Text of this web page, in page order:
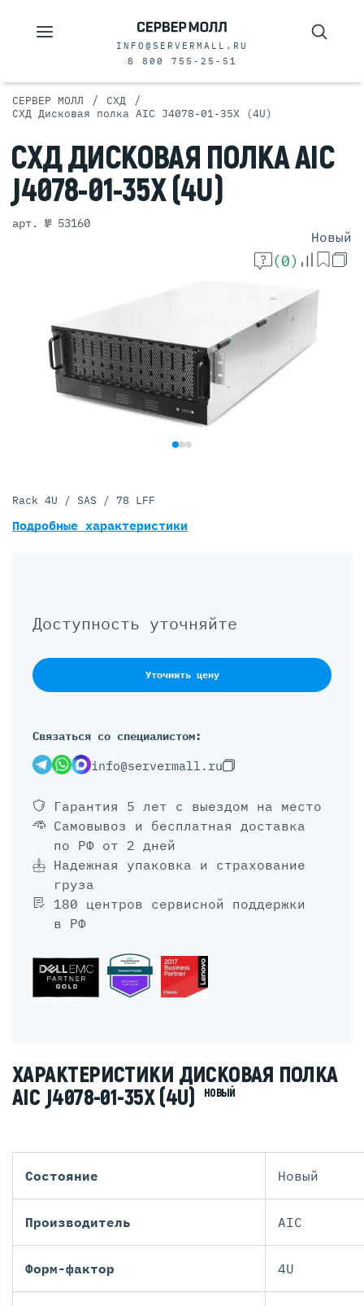
INFO@SERVERMALL.RU
8 800 755-25-51
СЕРВЕР МОЛЛ / СХД /
СХД Дисковая полка AIC J4078-01-35X (4U)
СХДДИСКОВАЯ ПОЛКА AIC
J4078-01-35X(4U)
арт. № 53160
Новый
(0)
Доступность уточняйте
Уточнить цену
Связаться со специалистом:
info@servermall.ru
Гарантия 5 лет с выездом на место
Самовывоз и бесплатная доставка
по РФ от 2 дней
Надежная упаковка и страхование
груза
180 центров сервисной поддержки
в РФ
Rack 4U / SAS / 78 LFF
Подробные характеристики
ХАРАКТЕРИСТИКИ ДИСКОВАЯ ПОЛКА
AIC J4078-01-35X (4U)
НОВЫЙ
Состояние Новый
Производитель AIC
Форм-фактор 4U